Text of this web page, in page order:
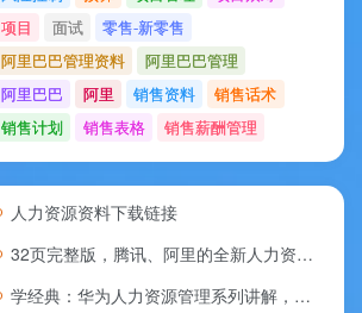
项目
面试
零售-新零售
阿里巴巴管理资料
阿里巴巴管理
阿里巴巴
阿里 销售资料
销售话术
销售计划
销售表格 销售薪酬管理
人力资源资料下载链接
32页完整版，腾讯、阿里的全新人力资源管理模式，推荐学习！
学经典：华为人力资源管理系列讲解，看懂华为人力资源管理精髓，干货分享！